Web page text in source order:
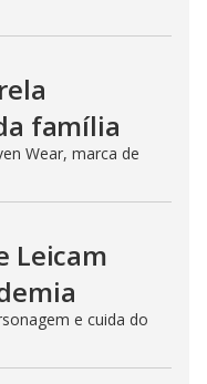
família
Wear, marca de
Leicam
e cuida do